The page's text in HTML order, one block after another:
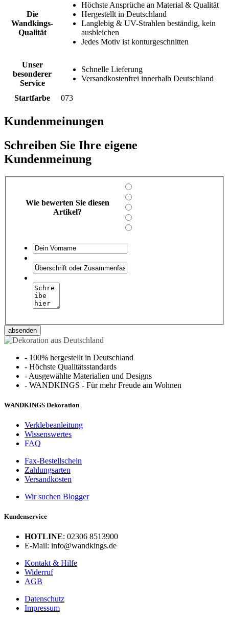
Die
Wandkings-
Qualität
Höchste Ansprüche an Material & Qualität
Hergestellt in Deutschland
Langlebig & UV-Strahlen beständig, kein
ausbleichen
Jedes Motiv ist konturgeschnitten
Unser
besonderer
Service
Schnelle Lieferung
Versandkostenfrei innerhalb Deutschland
Startfarbe 073
Kundenmeinungen
Schreiben Sie Ihre eigene
Kundenmeinung
Wie bewerten Sie diesen
Artikel?
absenden
- 100% hergestellt in Deutschland
- Höchste Qualitätsstandards
- Ausgewählte Materialien und Designs
- WANDKINGS - Für mehr Freude am Wohnen
WANDKINGS Dekoration
Verklebeanleitung
Wissenswertes
FAQ
Fax-Bestellschein
Zahlungsarten
Versandkosten
Wir suchen Blogger
Kundenservice
HOTLINE: 02306 8513900
E-Mail: info@wandkings.de
Kontakt & Hilfe
Widerruf
AGB
Datenschutz
Impressum